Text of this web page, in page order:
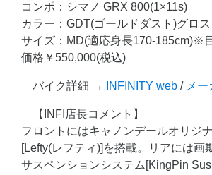
コンポ：シマノ GRX 800(1×11s)
カラー：GDT(ゴールドダスト)グロス
サイズ：MD(適応身長170-185cm)※
価格￥550,000(税込)
バイク詳細 → INFINITY web / メ
【INFI店長コメント】
フロントにはキャノンデールオリジ
[Lefty(レフティ)]を搭載。リアには画
サスペンションシステム[KingPin